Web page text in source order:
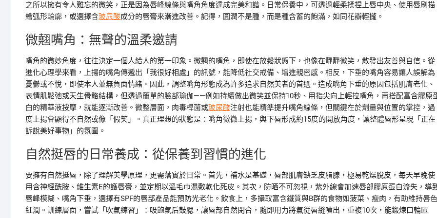
之所以擁有令人難忘的微笑，正是因為唇峰線條與嘴角角度達成完美和諧。日常保養中，可透過輕柔揉捏上唇中央、使用唇刷描
繪弧形輪廓，或選擇含玻尿酸成分的唇膏來漸進改善。記得，圓潤不是腫，而是種含蓄的飽滿，如同花瓣輕攏。
微翹嘴角：無聲的溫柔邀請
嘴角的微妙角度，往往決定一個人給人的第一印象。微翹的嘴角，即使在放鬆狀態下，也像在靜靜微笑，散發出友善與自信。從
進化心理學來看，上揚的嘴角傳遞出「我很好相處」的訊號，能降低社交戒備、增進親密感。相反，下垂的嘴角容易讓人誤解為
憂鬱或不悅，即使本人並無負面情緒。因此，調整嘴角形態成為許多追求自然美者的首選。造成嘴角下垂的原因包括肌膚老化、
表情肌鬆弛或天生骨骼結構，但透過簡單的臉部瑜伽——例如持續做出微笑並保持10秒、用指尖向上輕拉嘴角，再搭配富含膠原
白的精華液按摩，就能逐漸改善。微整層面，肉毒桿菌或玻尿酸注射也能精準提升嘴角線條，但關鍵在於劑量與位置的掌控，過
度上揚會顯得不自然或像「假笑」。真正理想的狀態是：嘴角微微上揚，與下唇形成約15度的開放角度，讓整體唇形呈現「正在
訴說美好事物」的氛圍。
自然挺唇的日常養成：從保養到習慣的進化
要擁有自然挺唇，除了理解美學原理，更需落實於日常。首先，補水是基礎，唇部肌膚缺乏皮脂腺，極易乾燥脫皮，每天早晚使
用含神經酰胺、維生素E的護唇膏，並定期以溫毛巾濕敷軟化死皮。其次，防晒不可忽視，紫外線會加速唇部膠原蛋白流失，導
唇峰模糊、嘴角下垂，選擇有SPF的唇部產品能預防光老化。飲食上，多攝取富含鐵質與B群的食物如菠菜、瘦肉，有助維持唇色
紅潤。訓練層面，嘗試「吹氣練習」：吸飽氣后鼓腮，讓唇部自然閉合，隨即用力將氣從唇縫噴出，重複10次，能鍛煉口輪匝